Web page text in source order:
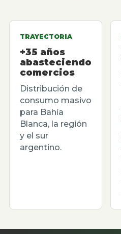
TRAYECTORIA
+35 años
abasteciendo
comercios
Distribución de
consumo masivo
para Bahía
Blanca, la región
y el sur
argentino.